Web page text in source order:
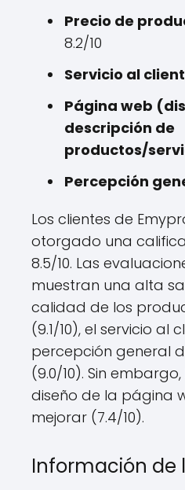
Precio de
8.2/10
Servicio al
Página web
descripción de
productos/
Percepción
Los clientes de
otorgado una
8.5/10. Las
muestran una alta
calidad de los
(9.1/10), el servicio al
percepción general
(9.0/10). Sin
diseño de la página
mejorar (7.4/10).
Información de